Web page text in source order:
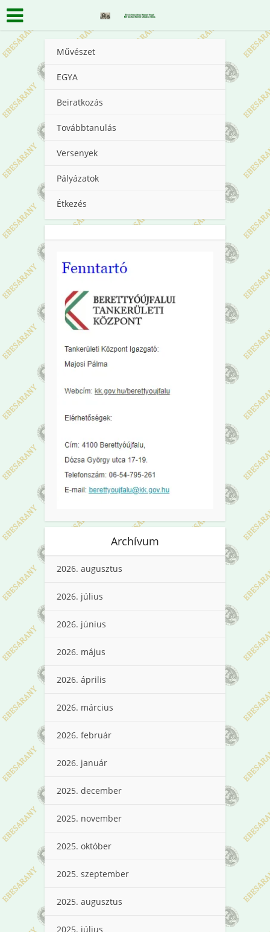
Művészet
EGYA
Beiratkozás
Továbbtanulás
Versenyek
Pályázatok
Étkezés
Archívum
2026. augusztus
2026. július
2026. június
2026. május
2026. április
2026. március
2026. február
2026. január
2025. december
2025. november
2025. október
2025. szeptember
2025. augusztus
2025. július